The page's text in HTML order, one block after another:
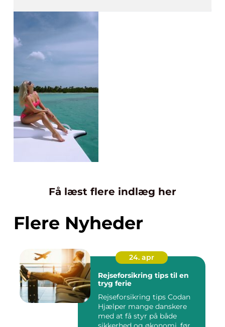
Få læst flere indlæg her
Flere Nyheder
24. apr
Rejseforsikring tips til en
tryg ferie
Rejseforsikring tips Codan
Hjælper mange danskere
med at få styr på både